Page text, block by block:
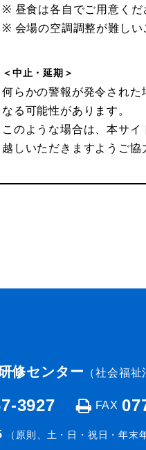
※ 昼食は各自でご用意くだ
※ 会場の空調調整が難しい
＜中止・延期＞
何らかの警報が発令され
なる可能性があります。
このような場合は、本サ
越しいただきますようご協
修センター （社会福
3927 FAX
（原則、土・日・祝日・年末